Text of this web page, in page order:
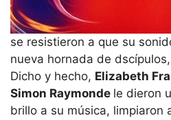
se resistieron a que su
nueva hornada de
Dicho y hecho, Elizabeth
Simon Raymonde le dieron
brillo a su música, limpiaron